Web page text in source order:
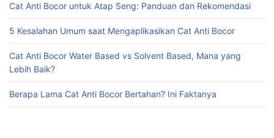
Cat Anti Bocor untuk Atap Seng: Panduan dan Rekomendasi
5 Kesalahan Umum saat Mengaplikasikan Cat Anti Bocor
Cat Anti Bocor Water Based vs Solvent Based, Mana yang
Lebih Baik?
Berapa Lama Cat Anti Bocor Bertahan? Ini Faktanya